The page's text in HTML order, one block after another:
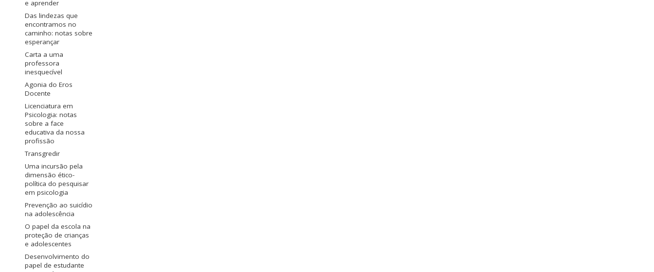
e aprender
Das lindezas que
encontramos no
caminho: notas sobre
esperançar
Carta a uma
professora
inesquecível
Agonia do Eros
Docente
Licenciatura em
Psicologia: notas
sobre a face
educativa da nossa
profissão
Transgredir
Uma incursão pela
dimensão ético-
política do pesquisar
em psicologia
Prevenção ao suicídio
na adolescência
O papel da escola na
proteção de crianças
e adolescentes
Desenvolvimento do
papel de estudante